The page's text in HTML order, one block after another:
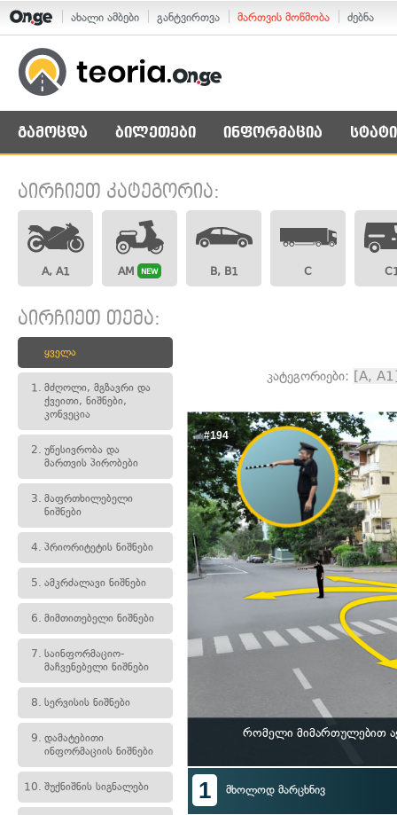
ახალი ამბები განტვირთვა მართვის მოწმობა ძებნა
გამოცდა ბილეთები ინფორმაცია
აირჩიეთ კატეგორია:
A, A1 AM NEW B, B1 C
აირჩიეთ თემა:
ყველა
1. მძღოლი, მგზავრი და
ქვეითი, ნიშნები,
კონვეცია
2. უწესივრობა და
მართვის პირობები
3. მაფრთხილებელი
ნიშნები
4. პრიორიტეტის ნიშნები
5. ამკრძალავი ნიშნები
6. მიმთითებელი ნიშნები
7. საინფორმაციო-
მაჩვენებელი ნიშნები
8. სერვისის ნიშნები
9. დამატებითი
ინფორმაციის ნიშნები
10. შუქნიშნის სიგნალები
კატეგორიები: [A,
#194
რომელი მიმართულებით
1 მხოლოდ მარცხნივ